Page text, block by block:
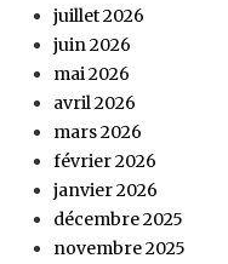
juillet 2026
juin 2026
mai 2026
avril 2026
mars 2026
février 2026
janvier 2026
décembre 2025
novembre 2025